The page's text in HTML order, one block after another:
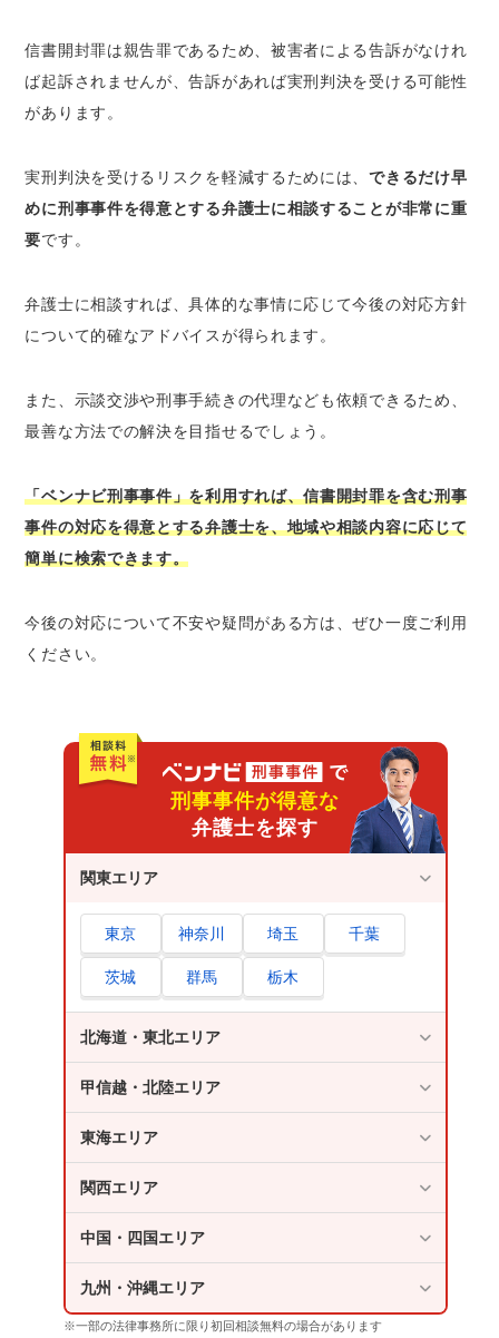
信書開封罪は親告罪であるため、被害者による告訴がなけれ
ば起訴されませんが、告訴があれば実刑判決を受ける可能性
があります。
実刑判決を受けるリスクを軽減するためには、できるだけ早
めに刑事事件を得意とする弁護士に相談することが非常に重
要です。
弁護士に相談すれば、具体的な事情に応じて今後の対応方針
について的確なアドバイスが得られます。
また、示談交渉や刑事手続きの代理なども依頼できるため、
最善な方法での解決を目指せるでしょう。
「ベンナビ刑事事件」を利用すれば、信書開封罪を含む刑事
事件の対応を得意とする弁護士を、地域や相談内容に応じて
簡単に検索できます。
今後の対応について不安や疑問がある方は、ぜひ一度ご利用
ください。
刑事事件が得意な
弁護士を探す
関東エリア
東京 神奈川 埼玉 千葉
茨城 群馬 栃木
北海道・東北エリア
甲信越・北陸エリア
東海エリア
関西エリア
中国・四国エリア
九州・沖縄エリア
※一部の法律事務所に限り初回相談無料の場合があります